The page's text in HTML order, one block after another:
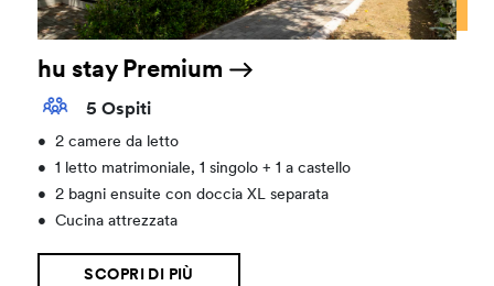
hu stay Premium
5 Ospiti
•
2 camere da letto
•
1 letto matrimoniale, 1 singolo + 1 a castello
•
2 bagni ensuite con doccia XL separata
•
Cucina attrezzata
SCOPRI DI PIÙ